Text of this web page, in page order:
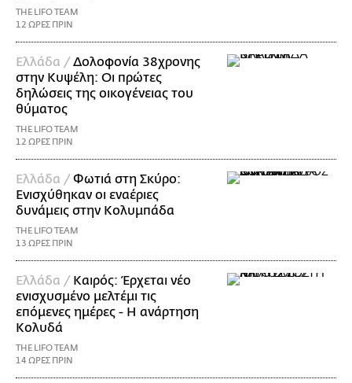
THE LIFO TEAM
12 ΩΡΕΣ ΠΡΙΝ
Ελλάδα /Δολοφονία 38χρονης
στην Κυψέλη: Οι πρώτες
δηλώσεις της οικογένειας του
θύματος
THE LIFO TEAM
12 ΩΡΕΣ ΠΡΙΝ
Ελλάδα /Φωτιά στη Σκύρο:
Ενισχύθηκαν οι εναέριες
δυνάμεις στην Κολυμπάδα
THE LIFO TEAM
13 ΩΡΕΣ ΠΡΙΝ
Ελλάδα / Καιρός: Έρχεται νέο
ενισχυσμένο μελτέμι τις
επόμενες ημέρες - Η ανάρτηση
Κολυδά
THE LIFO TEAM
14 ΩΡΕΣ ΠΡΙΝ